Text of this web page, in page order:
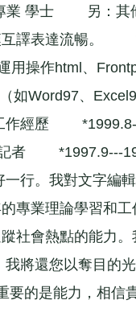
專業 學士 另：
互譯表達流暢。
操作html、
如Word97、
作經歷
記者
。我對文字編輯
專業理論學習和
社會熱點的能力
將還您以奪目
的是能力，相